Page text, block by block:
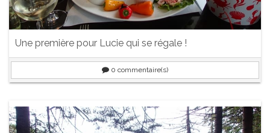
Une première pour Lucie qui se régale !
0 commentaire(s)